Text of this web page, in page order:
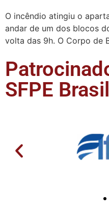
O incêndio atingiu o
andar de um dos blocos
volta das 9h. O Corpo de
SFPE Brasil